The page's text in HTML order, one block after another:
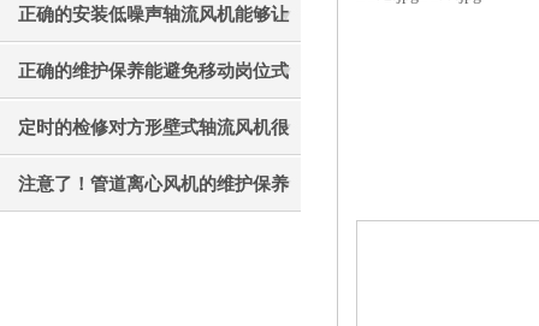
才能更好的使用它
正确的安装低噪声轴流风机能够让
其效果发挥的更好
正确的维护保养能避免移动岗位式
轴流风机被外力破坏
定时的检修对方形壁式轴流风机很
有必要
注意了！管道离心风机的维护保养